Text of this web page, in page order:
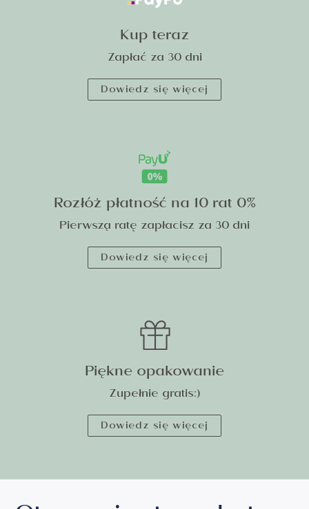
Kup teraz
Zapłać za 30 dni
Dowiedz się więcej
Rozłóż płatność na 10 rat 0%
Pierwszą ratę zapłacisz za 30 dni
Dowiedz się więcej
Piękne opakowanie
Zupełnie gratis:)
Dowiedz się więcej